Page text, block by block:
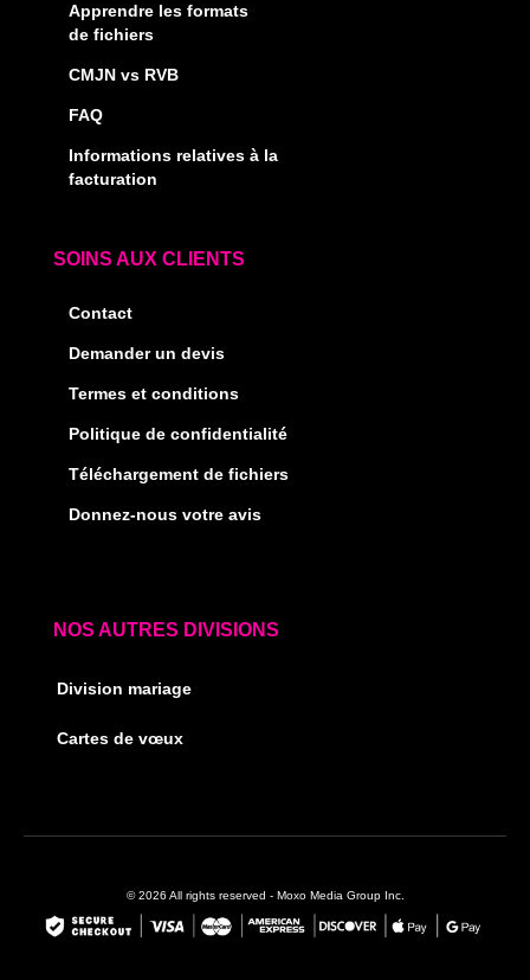
Apprendre les formats
de fichiers
CMJN vs RVB
FAQ
Informations relatives à la
facturation
SOINS AUX CLIENTS
Contact
Demander un devis
Termes et conditions
Politique de confidentialité
Téléchargement de fichiers
Donnez-nous votre avis
NOS AUTRES DIVISIONS
Division mariage
Cartes de vœux
© 2026 All rights reserved - Moxo Media Group Inc.